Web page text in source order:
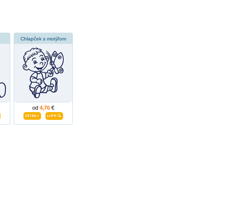
Chlapček s motýľom
od 4,76€